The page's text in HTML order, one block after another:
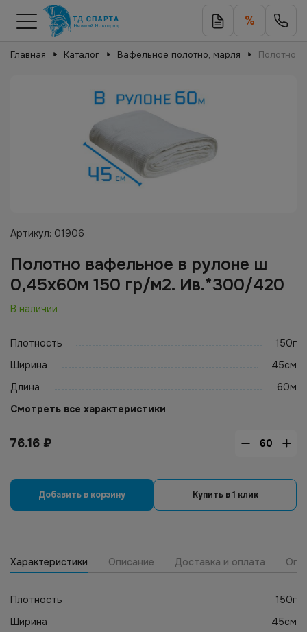
%
Главная Каталог Вафельное полотно, марля Полотно
Артикул: 01906
Полотно вафельное в рулоне ш
0,45х60м 150 гр/м2. Ив.*300/420
В наличии
Плотность
150г
Ширина
45см
Длина
60м
Смотреть все характеристики
76.16 ₽
Добавить в корзину Купить в 1 клик
Характеристики Описание Доставка и оплата
Плотность
150г
Ширина
45см